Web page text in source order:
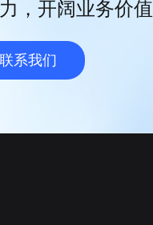
，开阔业务价值
联系我们